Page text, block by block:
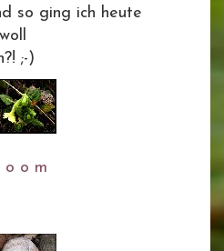
so ging ich heute
;-)
o o m